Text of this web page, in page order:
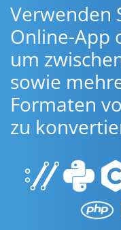
Verwenden
Online-App
um
sowie
Formaten
zu